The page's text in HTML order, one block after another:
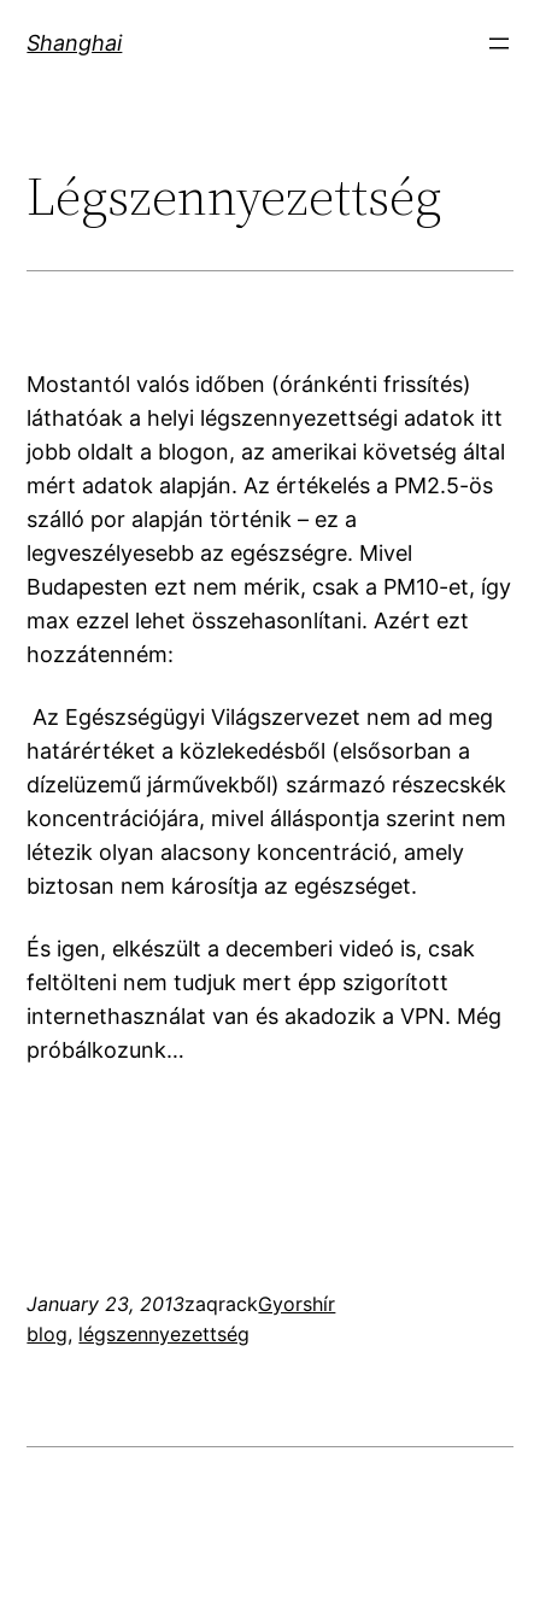
Shanghai
Légszennyezettség
Mostantól valós időben (óránkénti frissítés)
láthatóak a helyi légszennyezettségi adatok itt
jobb oldalt a blogon, az amerikai követség által
mért adatok alapján. Az értékelés a PM2.5-ös
szálló por alapján történik – ez a
legveszélyesebb az egészségre. Mivel
Budapesten ezt nem mérik, csak a PM10-et, így
max ezzel lehet összehasonlítani. Azért ezt
hozzátenném:
Az Egészségügyi Világszervezet nem ad meg
határértéket a közlekedésből (elsősorban a
dízelüzemű járművekből) származó részecskék
koncentrációjára, mivel álláspontja szerint nem
létezik olyan alacsony koncentráció, amely
biztosan nem károsítja az egészséget.
És igen, elkészült a decemberi videó is, csak
feltölteni nem tudjuk mert épp szigorított
internethasználat van és akadozik a VPN. Még
próbálkozunk…
January 23, 2013zaqrackGyorshír
blog, légszennyezettség